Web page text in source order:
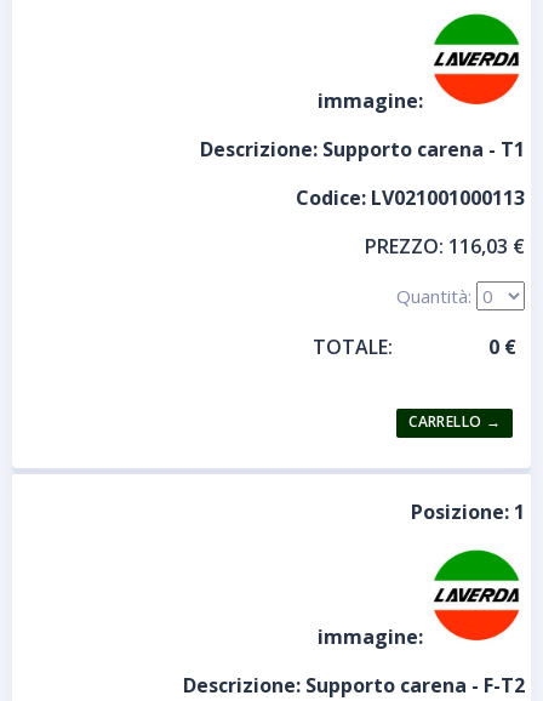
immagine:
Descrizione: Supporto carena - T1
Codice: LV021001000113
PREZZO: 116,03 €
Quantità:
TOTALE:
Posizione: 1
immagine:
Descrizione: Supporto carena - F-T2